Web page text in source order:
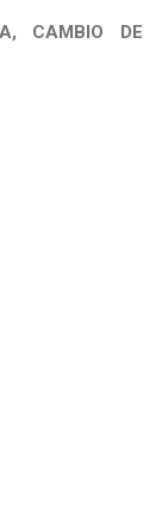
CAMBIO DE